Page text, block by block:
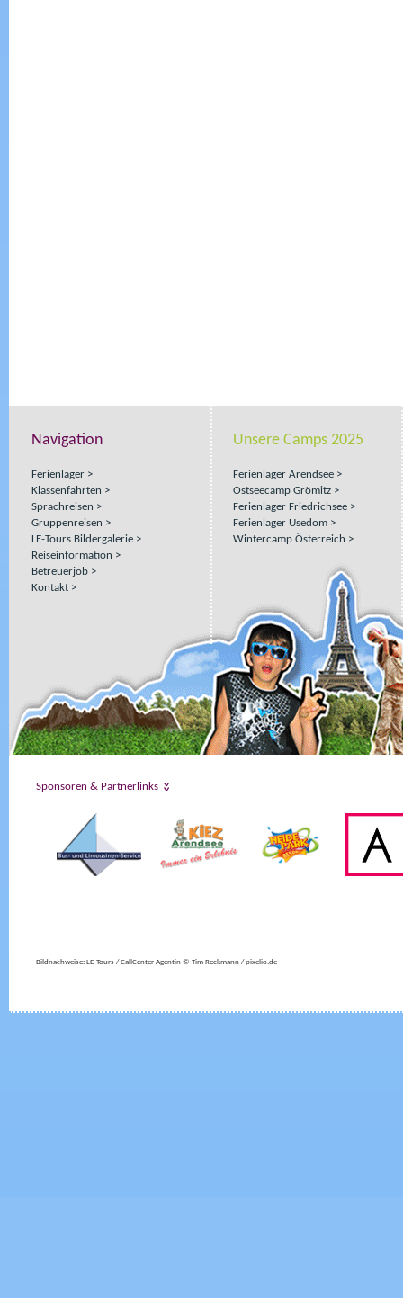
Navigation
Ferienlager
Klassenfahrten
Sprachreisen
Gruppenreisen
LE-Tours Bildergalerie
Reiseinformation
Betreuerjob
Kontakt
Unsere Camps 2025
Ferienlager Arendsee
Ostseecamp Grömitz
Ferienlager Friedrichsee
Ferienlager Usedom
Wintercamp Österreich
Sponsoren & Partnerlinks
Bildnachweise: LE-Tours / CallCenter Agentin © Tim Reckmann / pixelio.de